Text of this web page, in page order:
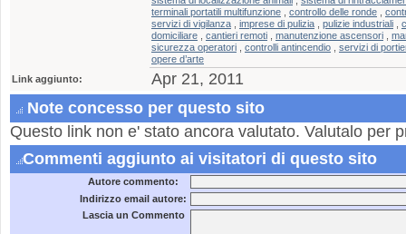
terminali portatili multifunzione
controllo delle ronde
servizi di vigilanza
imprese di pulizia pulizie industriali
domiciliare
cantieri remoti manutenzione ascensori
sicurezza operatori
controlli antincendio
servizi di
opere d’arte
Link aggiunto:
Apr 21, 2011
Note concesso per questo sito
Questo link non e' stato ancora valutato. Valutalo per
Commenti aggiunto ai visitatori di questo sito
Autore commento:
Indirizzo email autore:
Lascia un Commento